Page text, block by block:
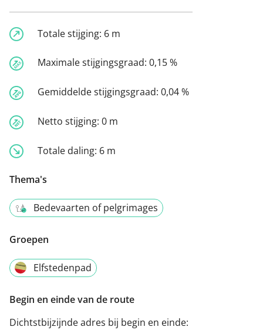
Totale stijging: 6 m
Maximale stijgingsgraad: 0,15 %
Gemiddelde stijgingsgraad: 0,04 %
Netto stijging: 0 m
Totale daling: 6 m
Thema's
Bedevaarten of pelgrimages
Groepen
Elfstedenpad
Begin en einde van de route
Dichtstbijzijnde adres bij begin en einde: